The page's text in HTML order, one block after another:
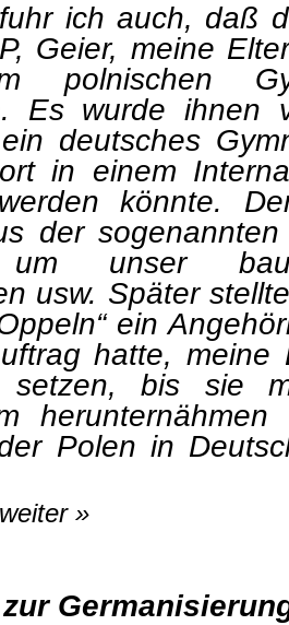
ich auch, daß
Geier, meine
polnischen
Es wurde ihnen
deutsches
in einem
könnte.
der soge­nannten
unser
usw. Später
ein
hatte, meine
setzen, bis sie
Polen in
»